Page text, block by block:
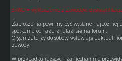
3xWO = wykluczenie z zawodów,
Zaproszenia powinny być wysłane
spotkania od razu znalazł się na forum.
Organizatorzy do soboty wstawiają
zawody.
W przypadku rażących zaniechań nie